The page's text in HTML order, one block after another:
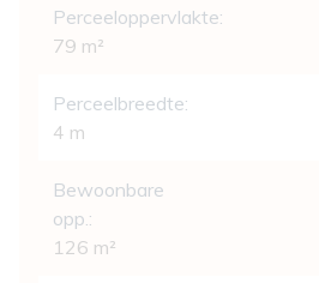
Perceeloppervlakte:
79 m²
Perceelbreedte:
4 m
Bewoonbare
opp.:
126 m²